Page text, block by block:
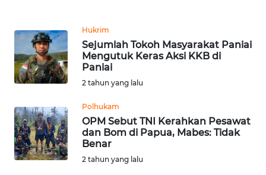
Hukrim
Sejumlah Tokoh Masyarakat Paniai
Mengutuk Keras Aksi KKB di
Paniai
2 tahun yang lalu
Polhukam
OPM Sebut TNI Kerahkan Pesawat
dan Bom di Papua, Mabes: Tidak
Benar
2 tahun yang lalu
WN
NTT
WN
WN
PAPUA